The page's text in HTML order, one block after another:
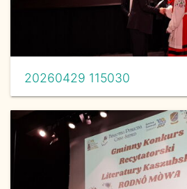
20260429 115030